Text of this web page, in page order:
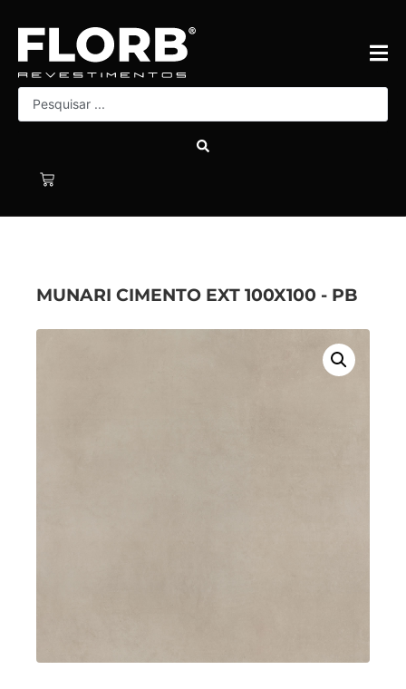
MUNARI CIMENTO EXT 100X100 - PB